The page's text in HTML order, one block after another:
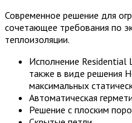
Современное решение для
сочетающее требования по
теплоизоляции.
Исполнение Residential
также в виде решения
максимальных
Автоматическая
Решение с плоским